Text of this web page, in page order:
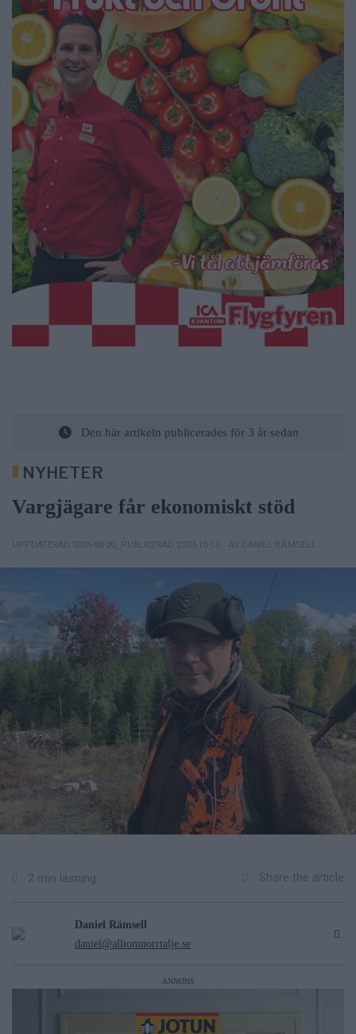
Den här artikeln publicerades för 3 år sedan
NYHETER
Vargjägare får ekonomiskt stöd
UPPDATERAD 2025-08-20 PUBLICERAD 2023-10-13 – AV DANIEL RÄMSELL
2 min läsning Share the article
Daniel Rämsell
daniel@alltomnorrtalje.se
ANNONS